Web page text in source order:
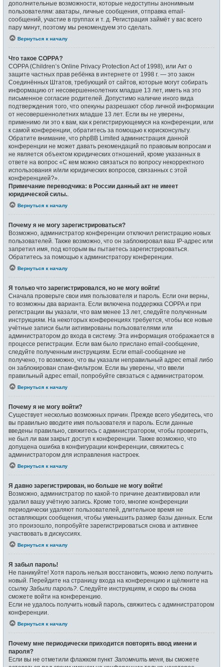
дополнительные возможности, которые недоступны анонимным
пользователям: аватары, личные сообщения, отправка email-
сообщений, участие в группах и т. д. Регистрация займёт у вас всего
пару минут, поэтому мы рекомендуем это сделать.
Вернуться к началу
Что такое COPPA?
COPPA (Children’s Online Privacy Protection Act of 1998), или Акт о
защите частных прав ребёнка в интернете от 1998 г. — это закон
Соединённых Штатов, требующий от сайтов, которые могут собирать
информацию от несовершеннолетних младше 13 лет, иметь на это
письменное согласие родителей. Допустимо наличие иного вида
подтверждения того, что опекуны разрешают сбор личной информации
от несовершеннолетних младше 13 лет. Если вы не уверены,
применимо ли это к вам, как к регистрирующемуся на конференции, или
к самой конференции, обратитесь за помощью к юрисконсульту.
Обратите внимание, что phpBB Limited администрация данной
конференции не может давать рекомендаций по правовым вопросам и
не является объектом юридических отношений, кроме указанных в
ответе на вопрос «С кем можно связаться по вопросу некорректного
использования и/или юридических вопросов, связанных с этой
конференцией?».
Примечание переводчика: в России данный акт не имеет
юридической силы.
Вернуться к началу
Почему я не могу зарегистрироваться?
Возможно, администратор конференции отключил регистрацию новых
пользователей. Также возможно, что он заблокировал ваш IP-адрес или
запретил имя, под которым вы пытаетесь зарегистрироваться.
Обратитесь за помощью к администратору конференции.
Вернуться к началу
Я только что зарегистрировался, но не могу войти!
Сначала проверьте свои имя пользователя и пароль. Если они верны,
то возможны два варианта. Если включена поддержка COPPA и при
регистрации вы указали, что вам менее 13 лет, следуйте полученным
инструкциям. На некоторых конференциях требуется, чтобы все новые
учётные записи были активированы пользователями или
администратором до входа в систему. Эта информация отображается в
процессе регистрации. Если вам было прислано email-сообщение,
следуйте полученным инструкциям. Если email-сообщение не
получено, то возможно, что вы указали неправильный адрес email либо
он заблокирован спам-фильтром. Если вы уверены, что ввели
правильный адрес email, попробуйте связаться с администратором.
Вернуться к началу
Почему я не могу войти?
Существует несколько возможных причин. Прежде всего убедитесь, что
вы правильно вводите имя пользователя и пароль. Если данные
введены правильно, свяжитесь с администратором, чтобы проверить,
не был ли вам закрыт доступ к конференции. Также возможно, что
допущена ошибка в конфигурации конференции, свяжитесь с
администратором для исправления настроек.
Вернуться к началу
Я давно зарегистрирован, но больше не могу войти!
Возможно, администратор по какой-то причине деактивировал или
удалил вашу учётную запись. Кроме того, многие конференции
периодически удаляют пользователей, длительное время не
оставляющих сообщения, чтобы уменьшить размер базы данных. Если
это произошло, попробуйте зарегистрироваться снова и активнее
участвовать в дискуссиях.
Вернуться к началу
Я забыл пароль!
Не паникуйте! Хотя пароль нельзя восстановить, можно легко получить
новый. Перейдите на страницу входа на конференцию и щёлкните на
ссылку Забыли пароль? . Следуйте инструкциям, и скоро вы снова
сможете войти на конференцию.
Если не удалось получить новый пароль, свяжитесь с администратором
конференции.
Вернуться к началу
Почему мне периодически приходится повторять ввод имени и
пароля?
Если вы не отметили флажком пункт Запомнить меня , вы сможете